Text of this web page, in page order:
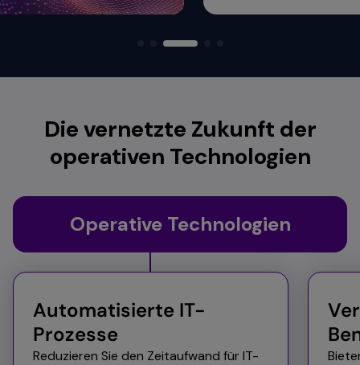
Die vernetzte Zukunft der
operativen Technologien
Operative Technologien
Automatisierte IT-
Prozesse ​
Reduzieren Sie den Zeitaufwand für IT-